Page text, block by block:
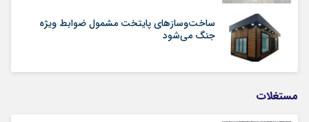
ساخت‌وسازهای پایتخت مشمول ضوابط ویژه
جنگ می‌شود
مستغلات